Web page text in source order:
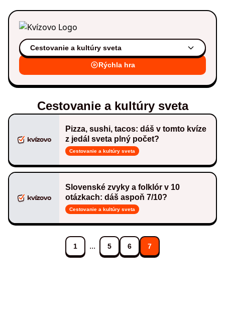
Cestovanie a kultúry sveta
Rýchla hra
Cestovanie a kultúry sveta
Pizza, sushi, tacos: dáš v tomto kvíze
z jedál sveta plný počet?
Cestovanie a kultúry sveta
Slovenské zvyky a folklór v 10
otázkach: dáš aspoň 7/10?
Cestovanie a kultúry sveta
1 ... 5 6 7